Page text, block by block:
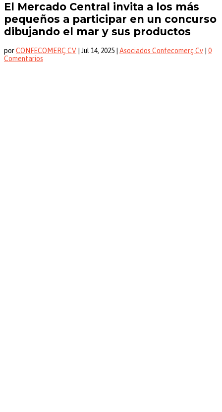
El Mercado Central invita a los más
pequeños a participar en un concurso
dibujando el mar y sus productos
porCONFECOMERÇ CV Jul 14, 2025 Asociados Confecomerç Cv
0
Comentarios